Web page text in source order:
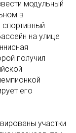
модульный
в
на улице
получил
его
участки